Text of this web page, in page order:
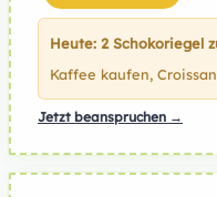
Heute: 2 Schokoriegel
Kaffee kaufen,
Jetzt beanspruchen →